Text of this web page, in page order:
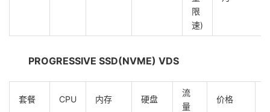
限
速)
PROGRESSIVE SSD(NVME) VDS
套餐 CPU 内存 硬盘
流
量
价格